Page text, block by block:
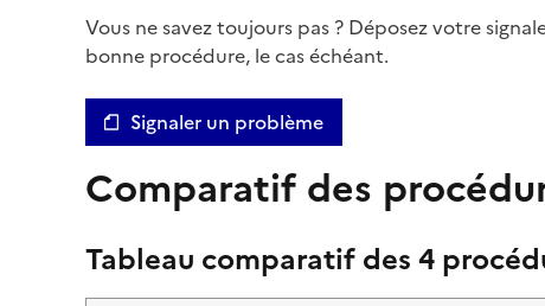
Vous ne savez toujours pas ? Déposez votre
bonne procédure, le cas échéant.
Signaler un problème
Comparatif des
Tableau comparatif des 4